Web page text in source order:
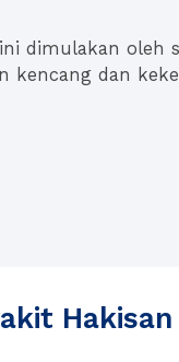
dimulakan oleh
kencang dan
Hakisan